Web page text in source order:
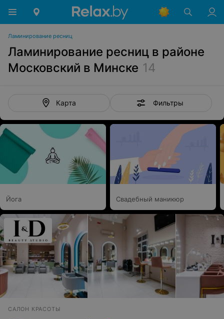
Ламинирование ресниц
Ламинирование ресниц в районе
Московский в Минске 14
Карта Фильтры
Йога Свадебный маникюр
САЛОН КРАСОТЫ